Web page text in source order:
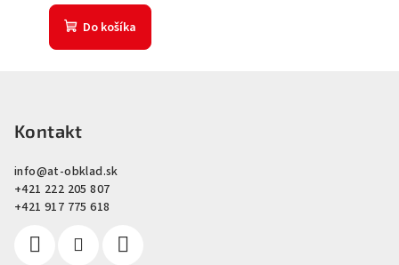
Do košíka
Kontakt
info@at-obklad.sk
+421 222 205 807
+421 917 775 618